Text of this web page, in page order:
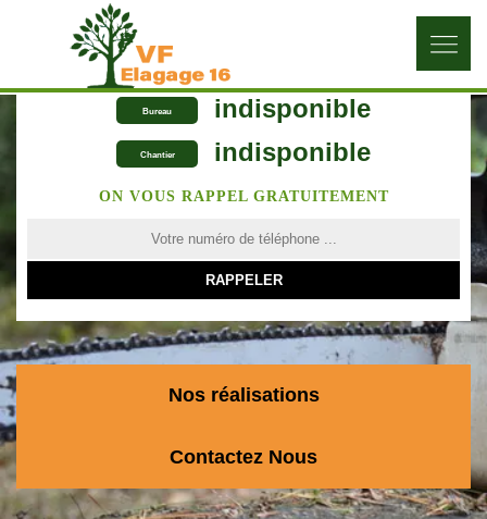
Bureau indisponible
Chantier indisponible
ON VOUS RAPPEL GRATUITEMENT
Nos réalisations
Contactez Nous